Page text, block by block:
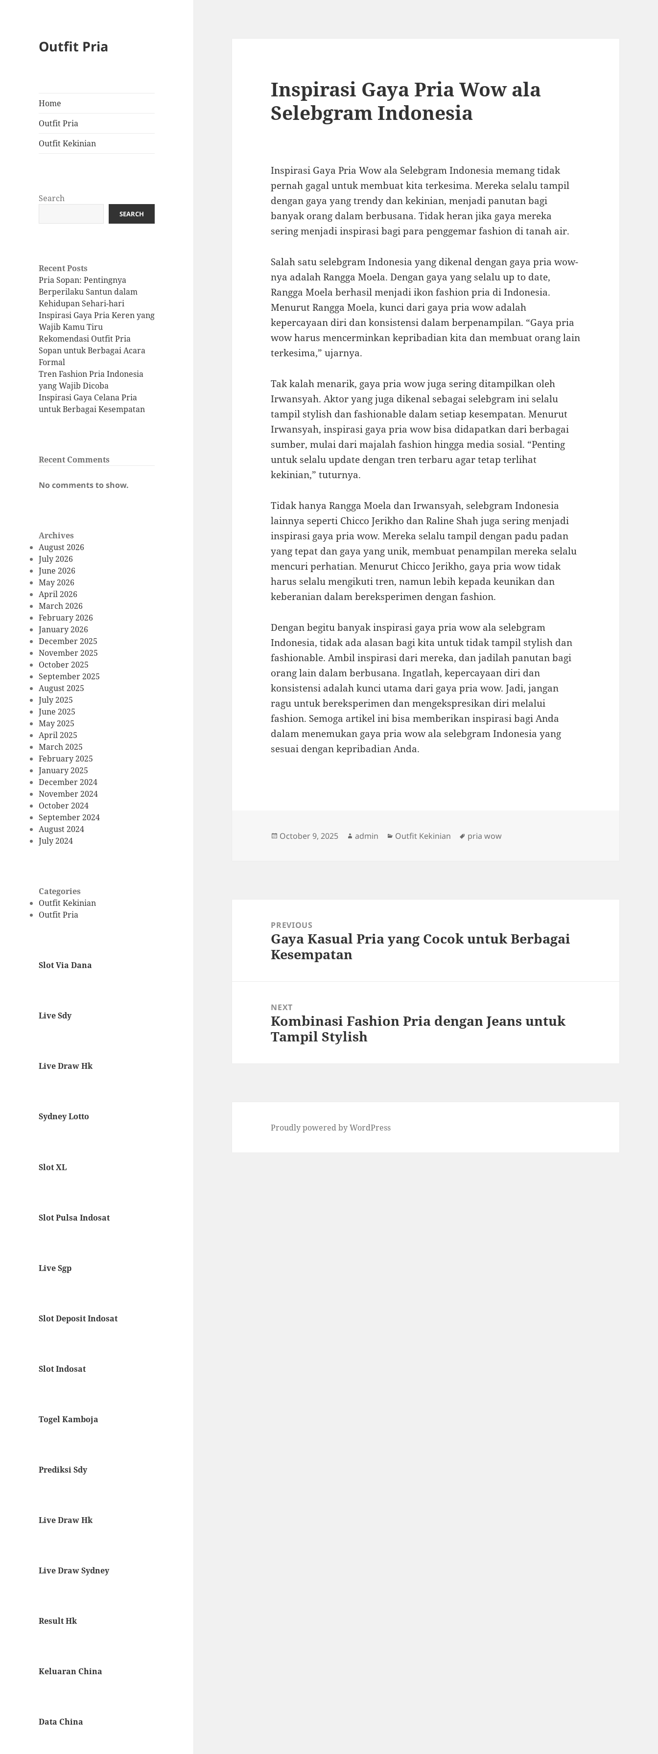
Outfit Pria
Home
Outfit Pria
Outfit Kekinian
Search
SEARCH
Recent Posts
Pria Sopan: Pentingnya
Berperilaku Santun dalam
Kehidupan Sehari-hari
Inspirasi Gaya Pria Keren yang
Wajib Kamu Tiru
Rekomendasi Outfit Pria
Sopan untuk Berbagai Acara
Formal
Tren Fashion Pria Indonesia
yang Wajib Dicoba
Inspirasi Gaya Celana Pria
untuk Berbagai Kesempatan
Recent Comments
No comments to show.
Archives
August 2026
July 2026
June 2026
May 2026
April 2026
March 2026
February 2026
January 2026
December 2025
November 2025
October 2025
September 2025
August 2025
July 2025
June 2025
May 2025
April 2025
March 2025
February 2025
January 2025
December 2024
November 2024
October 2024
September 2024
August 2024
July 2024
Categories
Outfit Kekinian
Outfit Pria
Slot Via Dana
Live Sdy
Live Draw Hk
Sydney Lotto
Slot XL
Slot Pulsa Indosat
Live Sgp
Slot Deposit Indosat
Slot Indosat
Togel Kamboja
Prediksi Sdy
Live Draw Hk
Live Draw Sydney
Result Hk
Keluaran China
Data China
Inspirasi Gaya Pria Wow ala
Selebgram Indonesia
Inspirasi Gaya Pria Wow ala Selebgram Indonesia memang tidak
pernah gagal untuk membuat kita terkesima. Mereka selalu tampil
dengan gaya yang trendy dan kekinian, menjadi panutan bagi
banyak orang dalam berbusana. Tidak heran jika gaya mereka
sering menjadi inspirasi bagi para penggemar fashion di tanah air.
Salah satu selebgram Indonesia yang dikenal dengan gaya pria wow-
nya adalah Rangga Moela. Dengan gaya yang selalu up to date,
Rangga Moela berhasil menjadi ikon fashion pria di Indonesia.
Menurut Rangga Moela, kunci dari gaya pria wow adalah
kepercayaan diri dan konsistensi dalam berpenampilan. “Gaya pria
wow harus mencerminkan kepribadian kita dan membuat orang lain
terkesima,” ujarnya.
Tak kalah menarik, gaya pria wow juga sering ditampilkan oleh
Irwansyah. Aktor yang juga dikenal sebagai selebgram ini selalu
tampil stylish dan fashionable dalam setiap kesempatan. Menurut
Irwansyah, inspirasi gaya pria wow bisa didapatkan dari berbagai
sumber, mulai dari majalah fashion hingga media sosial. “Penting
untuk selalu update dengan tren terbaru agar tetap terlihat
kekinian,” tuturnya.
Tidak hanya Rangga Moela dan Irwansyah, selebgram Indonesia
lainnya seperti Chicco Jerikho dan Raline Shah juga sering menjadi
inspirasi gaya pria wow. Mereka selalu tampil dengan padu padan
yang tepat dan gaya yang unik, membuat penampilan mereka selalu
mencuri perhatian. Menurut Chicco Jerikho, gaya pria wow tidak
harus selalu mengikuti tren, namun lebih kepada keunikan dan
keberanian dalam bereksperimen dengan fashion.
Dengan begitu banyak inspirasi gaya pria wow ala selebgram
Indonesia, tidak ada alasan bagi kita untuk tidak tampil stylish dan
fashionable. Ambil inspirasi dari mereka, dan jadilah panutan bagi
orang lain dalam berbusana. Ingatlah, kepercayaan diri dan
konsistensi adalah kunci utama dari gaya pria wow. Jadi, jangan
ragu untuk bereksperimen dan mengekspresikan diri melalui
fashion. Semoga artikel ini bisa memberikan inspirasi bagi Anda
dalam menemukan gaya pria wow ala selebgram Indonesia yang
sesuai dengan kepribadian Anda.
Posted
October 9, 2025 Author
admin Categories
Outfit Kekinian Tags
pria wow
navigationPREVIOUS
Previous
post:
Gaya Kasual Pria yang Cocok untuk Berbagai
Kesempatan
NEXT
Next
post:
Kombinasi Fashion Pria dengan Jeans untuk
Tampil Stylish
Proudly powered by WordPress